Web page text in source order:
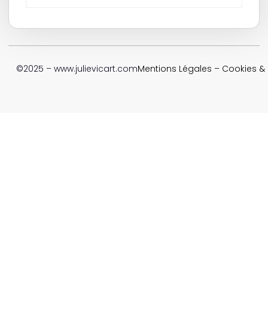
Mentions Légales – Cookies
©2025 – www.julievicart.com